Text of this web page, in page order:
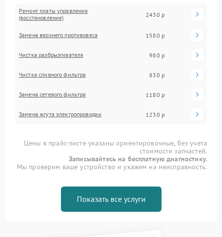
Ремонт платы управления
(восстановление)
2430 р
Замена верхнего противовеса 1580 р
Чистка разбрызгивателя 980 р
Чистка сливного фильтра 830 р
Замена сетевого фильтра 1180 р
Замена жгута электропроводки 1230 р
Цены в прайс-листе указаны ориентировочные, без учета
стоимости запчастей.
Записывайтесь на бесплатную диагностику.
Мы проверим ваше устройство и укажем на неисправность.
Показать все услуги